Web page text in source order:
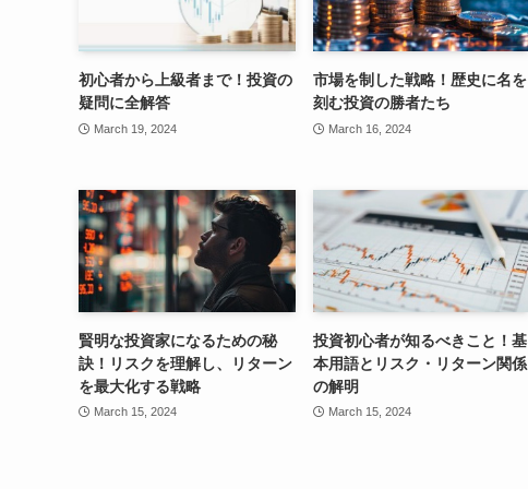
初心者から上級者まで！投資の
疑問に全解答
March 19, 2024
市場を制した戦略！歴史に名を
刻む投資の勝者たち
March 16, 2024
賢明な投資家になるための秘
訣！リスクを理解し、リターン
を最大化する戦略
March 15, 2024
投資初心者が知るべきこと！基
本用語とリスク・リターン関係
の解明
March 15, 2024